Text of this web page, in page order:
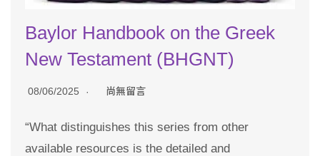
Baylor Handbook on the Greek
New Testament (BHGNT)
08/06/2025 尚無留言
“What distinguishes this series from other
available resources is the detailed and